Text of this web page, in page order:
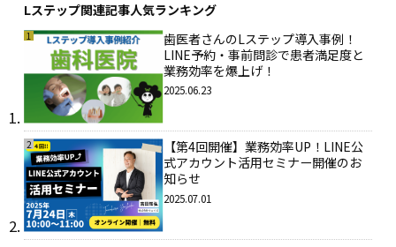
Lステップ関連記事人気ランキング
1
歯医者さんのLステップ導入事例！
LINE予約・事前問診で患者満足度と
業務効率を爆上げ！
2025.06.23
2
【第4回開催】業務効率UP！LINE公
式アカウント活用セミナー開催のお
知らせ
2025.07.01